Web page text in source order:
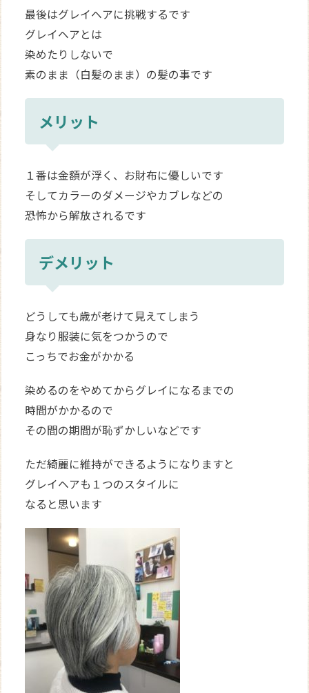
最後はグレイヘアに挑戦するです
グレイヘアとは
染めたりしないで
素のまま（白髪のまま）の髪の事です
メリット
１番は金額が浮く、お財布に優しいです
そしてカラーのダメージやカブレなどの
恐怖から解放されるです
デメリット
どうしても歳が老けて見えてしまう
身なり服装に気をつかうので
こっちでお金がかかる
染めるのをやめてからグレイになるまでの
時間がかかるので
その間の期間が恥ずかしいなどです
ただ綺麗に維持ができるようになりますと
グレイヘアも１つのスタイルに
なると思います